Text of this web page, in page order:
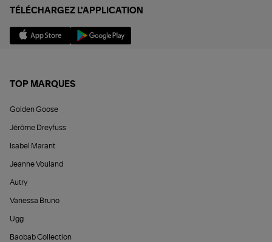
TÉLÉCHARGEZ L'APPLICATION
TOP MARQUES
Golden Goose
Jérôme Dreyfuss
Isabel Marant
Jeanne Vouland
Autry
Vanessa Bruno
Ugg
Baobab Collection